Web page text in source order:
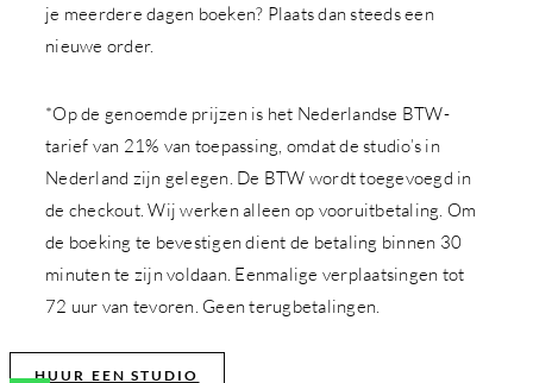
je meerdere dagen boeken? Plaats dan steeds een
nieuwe order.
*Op de genoemde prijzen is het Nederlandse BTW-
tarief van 21% van toepassing, omdat de studio’s in
Nederland zijn gelegen. De BTW wordt toegevoegd in
de checkout. Wij werken alleen op vooruitbetaling. Om
de boeking te bevestigen dient de betaling binnen 30
minuten te zijn voldaan. Eenmalige verplaatsingen tot
72 uur van tevoren. Geen terugbetalingen.
HUUR EEN STUDIO